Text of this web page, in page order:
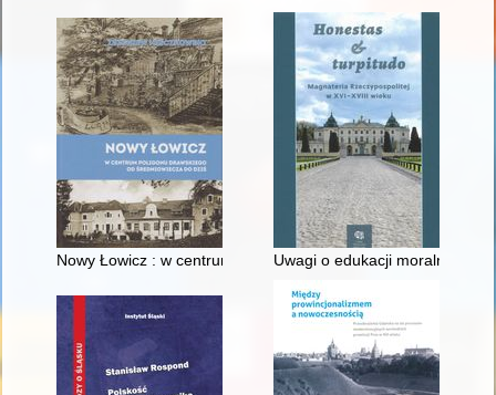
Nowy Łowicz : w centrum poligonu drawskiego od
Uwagi o edukacji moralnej